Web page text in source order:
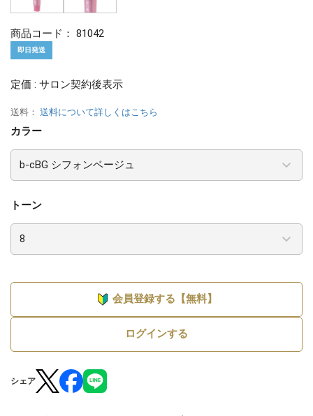
商品コード： 81042
即日発送
定価 : サロン契約後表示
送料： 送料について詳しくはこちら
カラー
トーン
会員登録する【無料】
ログインする
シェア